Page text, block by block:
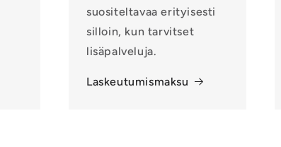
suositeltavaa erityisesti
silloin, kun tarvitset
lisäpalveluja.
Laskeutumismaksu